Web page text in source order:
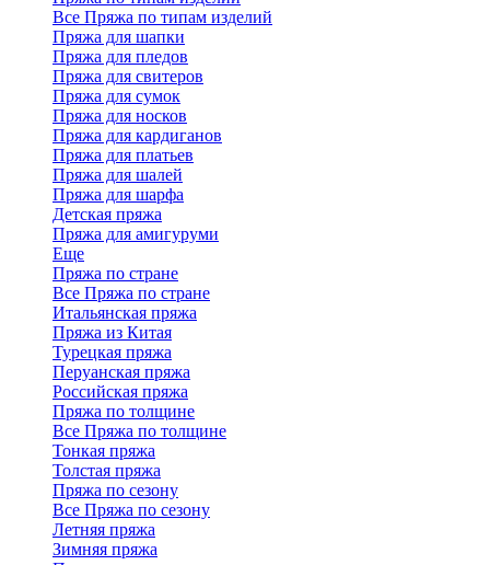
Все Пряжа по типам изделий
Пряжа для шапки
Пряжа для пледов
Пряжа для свитеров
Пряжа для сумок
Пряжа для носков
Пряжа для кардиганов
Пряжа для платьев
Пряжа для шалей
Пряжа для шарфа
Детская пряжа
Пряжа для амигуруми
Еще
Пряжа по стране
Все Пряжа по стране
Итальянская пряжа
Пряжа из Китая
Турецкая пряжа
Перуанская пряжа
Российская пряжа
Пряжа по толщине
Все Пряжа по толщине
Тонкая пряжа
Толстая пряжа
Пряжа по сезону
Все Пряжа по сезону
Летняя пряжа
Зимняя пряжа